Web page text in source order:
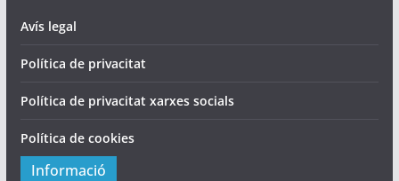
Avís legal
Política de privacitat
Política de privacitat xarxes socials
Política de cookies
Informació